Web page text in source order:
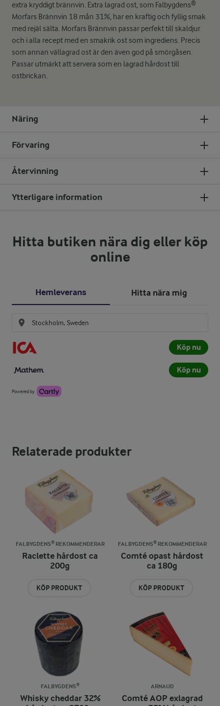
extra kryddigt brännvin. Extra lagrad ost, som Falbygdens®
Morfars Brännvin 18 mån 31%, har en kraftig och fyllig smak
med rejäl sälta. Morfars Brännvin passar perfekt till skaldjur
och i alla recept med en smakrik ost som ingrediens. Precis
som annan vällagrad ost är den även god på smörgåsen.
Passar utmärkt att servera som en lagrad hårdost till
ostbrickan.
Näring
Förvaring
Återvinning
Ytterligare information
Hitta butiken nära dig eller köp
online
Hemleverans Hitta nära mig
Köp nu
Köp nu
Powered by
Relaterade produkter
FALBYGDENS® REKOMMENDERAR
Raclette hårdost ca
200g
KÖP PRODUKT
FALBYGDENS® REKOMMENDERAR
Comté opast hårdost
ca 180g
KÖP PRODUKT
FALBYGDENS®
Whisky cheddar 32%
ARNAUD
Comté AOP exlagrad